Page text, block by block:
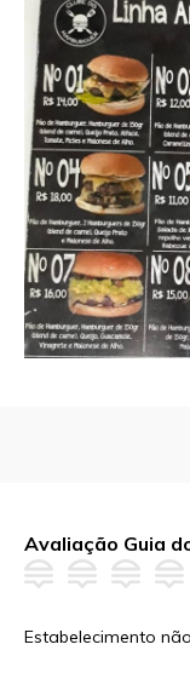
Avaliação Guia
Estabelecimento